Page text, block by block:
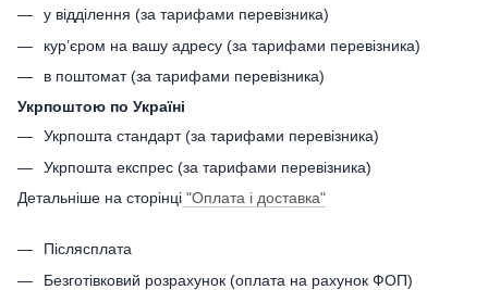
у відділення (за тарифами перевізника)
кур’єром на вашу адресу (за тарифами перевізника)
в поштомат (за тарифами перевізника)
Укрпоштою по Україні
Укрпошта стандарт (за тарифами перевізника)
Укрпошта експрес (за тарифами перевізника)
Детальніше на сторінці "Оплата і доставка"
Післясплата
Безготівковий розрахунок (оплата на рахунок ФОП)